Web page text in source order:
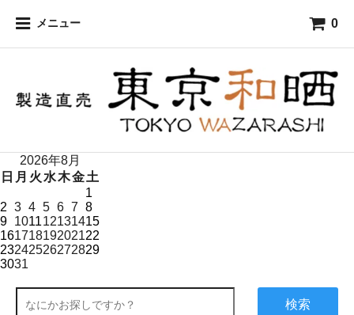
メニュー 0
2026年8月
日 月 火 水木金土
1
2 3 4 5 6 7 8
9 101112131415
16171819202122
23242526272829
3031
検索